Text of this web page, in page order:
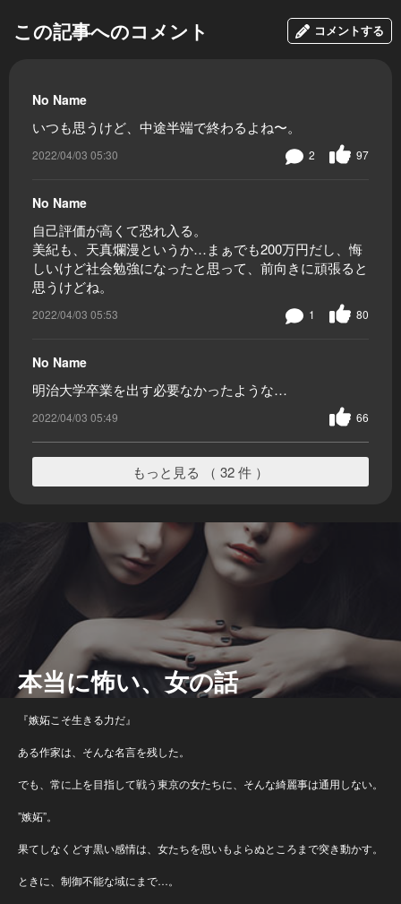
この記事へのコメント コメントする
No Name
いつも思うけど、中途半端で終わるよね〜。
2022/04/03 05:30 97
2
No Name
自己評価が高くて恐れ入る。
美紀も、天真爛漫というか…まぁでも200万円だし、悔
しいけど社会勉強になったと思って、前向きに頑張ると
思うけどね。
2022/04/03 05:53 80
1
No Name
明治大学卒業を出す必要なかったような…
2022/04/03 05:49 66
もっと見る （ 32 件 ）
本当に怖い、女の話
『嫉妬こそ生きる力だ』
ある作家は、そんな名言を残した。
でも、常に上を目指して戦う東京の女たちに、そんな綺麗事は通用しない。
”嫉妬”。
果てしなくどす黒い感情は、女たちを思いもよらぬところまで突き動かす。
ときに、制御不能な域にまで…。